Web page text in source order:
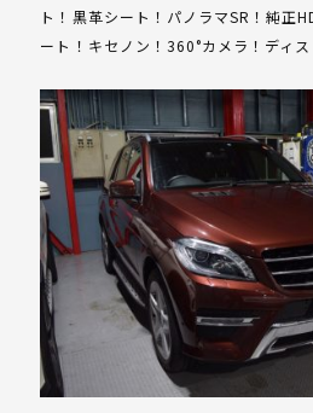
ト！黒革シート！パノラマSR！純正
ート！キセノン！360°カメラ！ディ